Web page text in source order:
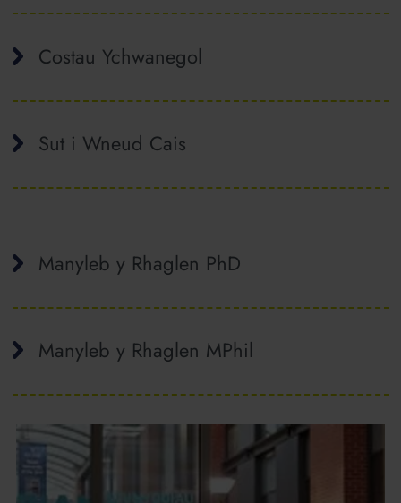
Costau Ychwanegol
Sut i Wneud Cais
Manyleb y Rhaglen PhD
Manyleb y Rhaglen MPhil